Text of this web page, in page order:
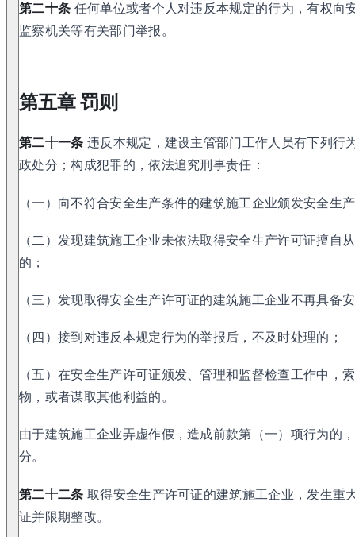
第二十条 任何单位或者个人对违反本规定的行为，有权向
监察机关等有关部门举报。
第五章 罚则
第二十一条 违反本规定，建设主管部门工作人员有下列行
政处分；构成犯罪的，依法追究刑事责任：
（一）向不符合安全生产条件的建筑施工企业颁发安全生
（二）发现建筑施工企业未依法取得安全生产许可证擅自
的；
（三）发现取得安全生产许可证的建筑施工企业不再具备
（四）接到对违反本规定行为的举报后，不及时处理的；
（五）在安全生产许可证颁发、管理和监督检查工作中，
物，或者谋取其他利益的。
由于建筑施工企业弄虚作假，造成前款第（一）项行为的
分。
第二十二条 取得安全生产许可证的建筑施工企业，发生重
证并限期整改。